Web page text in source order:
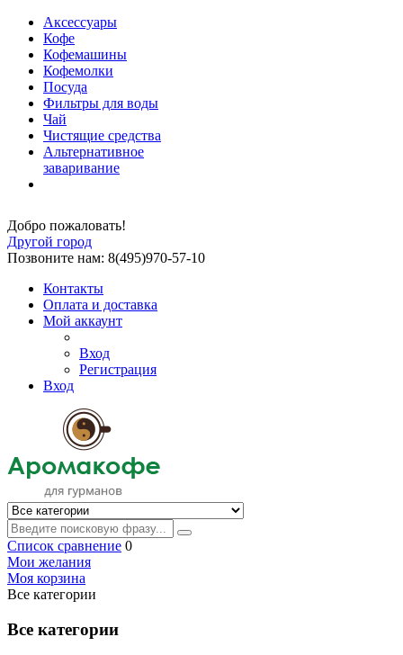
Аксессуары
Кофе
Кофемашины
Кофемолки
Посуда
Фильтры для воды
Чай
Чистящие средства
Альтернативное
заваривание
Добро пожаловать!
Другой город
Позвоните нам: 8(495)970-57-10
Контакты
Оплата и доставка
Мой аккаунт
Вход
Регистрация
Вход
Список сравнение 0
Мои желания
Моя корзина
Все категории
Все категории